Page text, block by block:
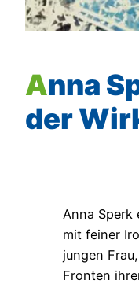
Anna Sperk „Neben
der
Anna Sperk
mit feiner
jungen
Fronten